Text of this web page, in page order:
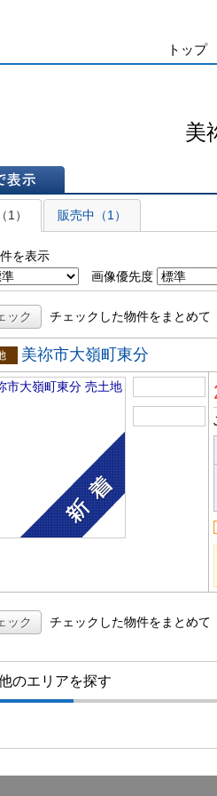
トップ
美
1）
販売中（1）
を表示
画像優先度
ック チェックした物件をまとめて
美祢市大嶺町東分
ック チェックした物件をまとめて
のエリアを探す